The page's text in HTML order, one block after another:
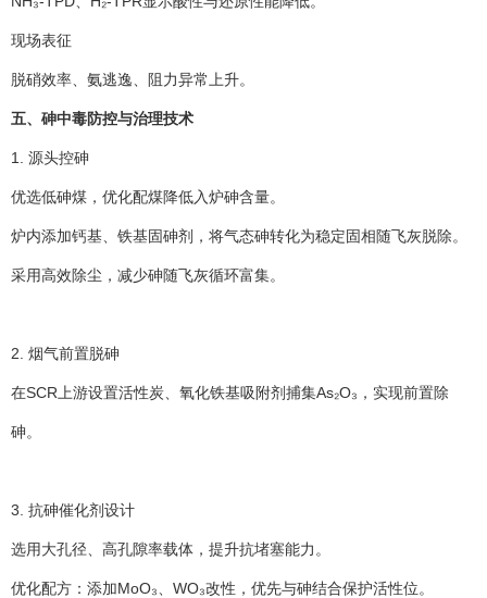
现场表征
脱硝效率、氨逃逸、阻力异常上升。
五、砷中毒防控与治理技术
1. 源头控砷
优选低砷煤，优化配煤降低入炉砷含量。
炉内添加钙基、铁基固砷剂，将气态砷转化为稳定固相随飞灰脱除。
采用高效除尘，减少砷随飞灰循环富集。
2. 烟气前置脱砷
在SCR上游设置活性炭、氧化铁基吸附剂捕集As₂O₃，实现前置除
砷。
3. 抗砷催化剂设计
选用大孔径、高孔隙率载体，提升抗堵塞能力。
优化配方：添加MoO₃、WO₃改性，优先与砷结合保护活性位。